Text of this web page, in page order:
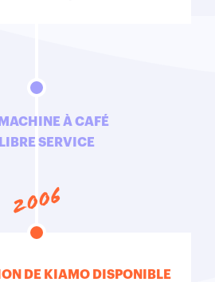
À CAFÉ
SERVICE
2006
DE KIAMO DISPONIBLE